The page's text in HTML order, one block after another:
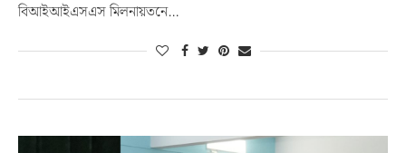
বিআইআইএসএস মিলনায়তনে…